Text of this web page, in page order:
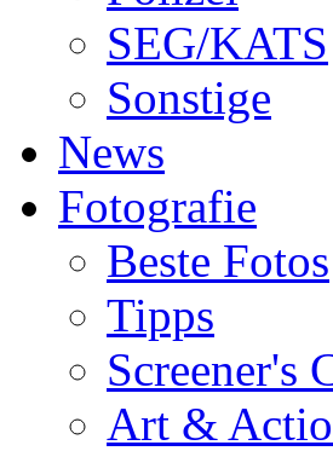
SEG/KATS
Sonstige
News
Fotografie
Beste Fotos
Tipps
Screener's
Art &